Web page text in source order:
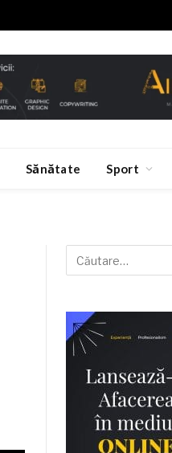
Sănătate Sport